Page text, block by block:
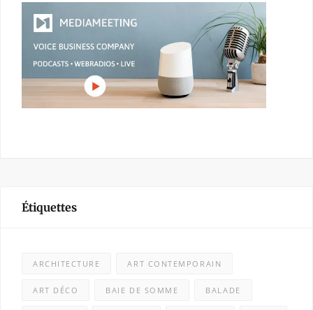
Étiquettes
ARCHITECTURE ART CONTEMPORAIN
ART DÉCO BAIE DE SOMME BALADE